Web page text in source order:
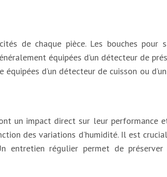
de chaque pièce. Les bouches
équipées d’un détecteur de
d’un détecteur de cuisson ou
un impact direct sur leur
des variations d’humidité. Il est
régulier permet de préserver